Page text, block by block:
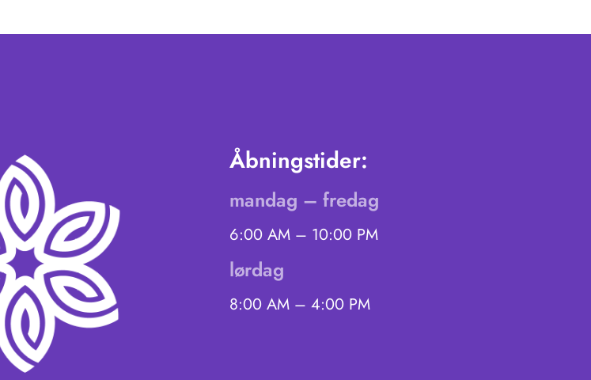
Åbningstider:
mandag – fredag
6:00 AM – 10:00 PM
lørdag
8:00 AM – 4:00 PM